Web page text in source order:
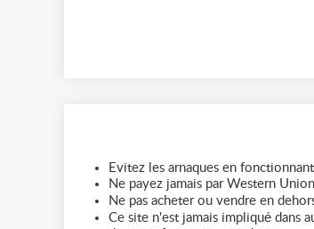
Evitez les arnaques en
Ne payez jamais par Western
Ne pas acheter ou vendre en
Ce site n'est jamais impliqué dans